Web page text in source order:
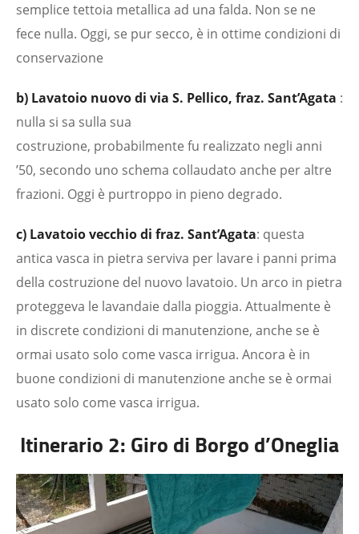
semplice tettoia metallica ad una falda. Non se ne
fece nulla. Oggi, se pur secco, è in ottime condizioni di
conservazione
b) Lavatoio nuovo di via S. Pellico, fraz. Sant’Agata :
nulla si sa sulla sua
costruzione, probabilmente fu realizzato negli anni
’50, secondo uno schema collaudato anche per altre
frazioni. Oggi è purtroppo in pieno degrado.
c) Lavatoio vecchio di fraz. Sant’Agata: questa
antica vasca in pietra serviva per lavare i panni prima
della costruzione del nuovo lavatoio. Un arco in pietra
proteggeva le lavandaie dalla pioggia. Attualmente è
in discrete condizioni di manutenzione, anche se è
ormai usato solo come vasca irrigua. Ancora è in
buone condizioni di manutenzione anche se è ormai
usato solo come vasca irrigua.
Itinerario 2: Giro di Borgo d’Oneglia